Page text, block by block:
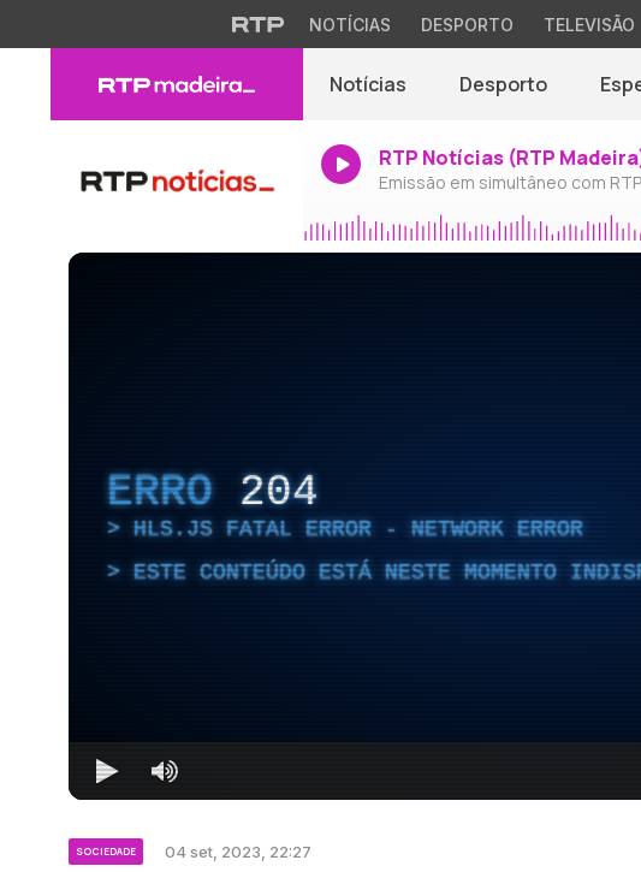
NOTÍCIAS DESPORTO TELEVISÃO
Notícias Desporto
RTP Notícias (RTP
Emissão em simultâneo com
ERRO 204
HLS.JS FATAL ERROR - NETWORK ERROR
ESTE CONTEÚDO ESTÁ NESTE MOMENTO
SOCIEDADE 04 set, 2023, 22:27